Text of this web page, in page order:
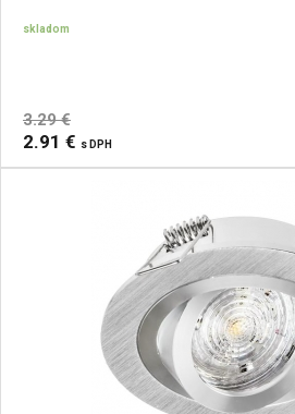
skladom
3.29 €
2.91 € s DPH